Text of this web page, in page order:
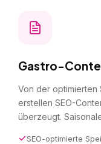
Gastro-
Von der optimierten
erstellen SEO-
überzeugt.
SEO-optimierte